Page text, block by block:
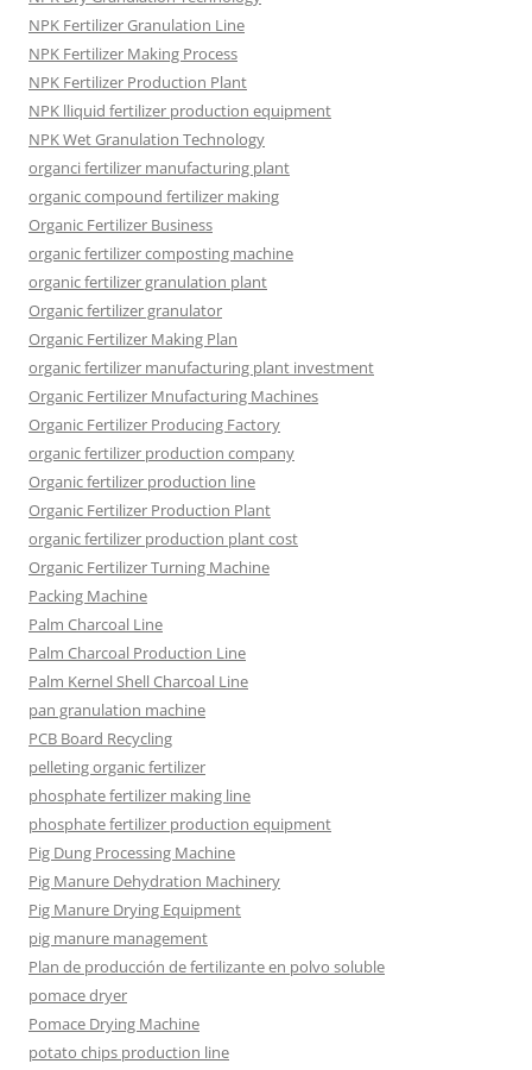
NPK Fertilizer Granulation Line
NPK Fertilizer Making Process
NPK Fertilizer Production Plant
NPK lliquid fertilizer production equipment
NPK Wet Granulation Technology
organci fertilizer manufacturing plant
organic compound fertilizer making
Organic Fertilizer Business
organic fertilizer composting machine
organic fertilizer granulation plant
Organic fertilizer granulator
Organic Fertilizer Making Plan
organic fertilizer manufacturing plant investment
Organic Fertilizer Mnufacturing Machines
Organic Fertilizer Producing Factory
organic fertilizer production company
Organic fertilizer production line
Organic Fertilizer Production Plant
organic fertilizer production plant cost
Organic Fertilizer Turning Machine
Packing Machine
Palm Charcoal Line
Palm Charcoal Production Line
Palm Kernel Shell Charcoal Line
pan granulation machine
PCB Board Recycling
pelleting organic fertilizer
phosphate fertilizer making line
phosphate fertilizer production equipment
Pig Dung Processing Machine
Pig Manure Dehydration Machinery
Pig Manure Drying Equipment
pig manure management
Plan de producción de fertilizante en polvo soluble
pomace dryer
Pomace Drying Machine
potato chips production line